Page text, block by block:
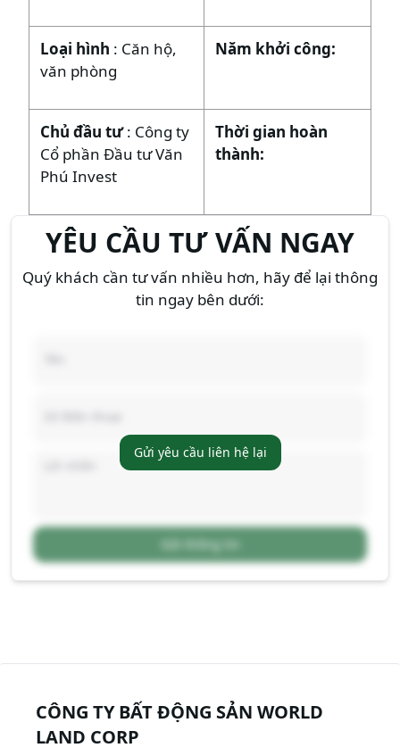
Loại hình : Căn hộ,
văn phòng
Năm khởi công:
Chủ đầu tư: Công ty
Cổ phần Đầu tư Văn
Phú Invest
Thời gian hoàn
thành:
YÊU CẦU TƯ VẤN NGAY
Quý khách cần tư vấn nhiều hơn, hãy để lại thông
tin ngay bên dưới:
Gửi thông tin
Gửi yêu cầu liên hệ lại
CÔNG TY BẤT ĐỘNG SẢN WORLD
LAND CORP